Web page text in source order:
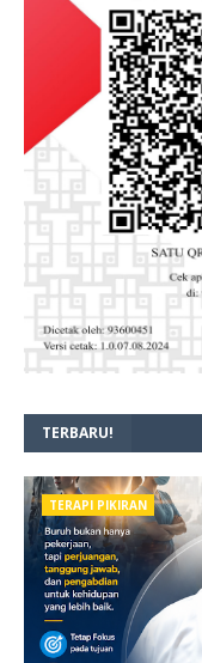
TERBARU!
TERAPI PIKIRAN